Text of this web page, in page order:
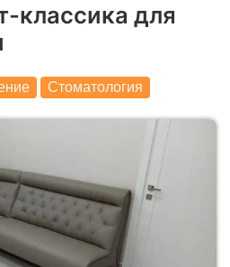
классика для
Стоматология